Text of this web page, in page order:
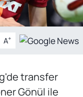
A+
transfer
Gönül ile